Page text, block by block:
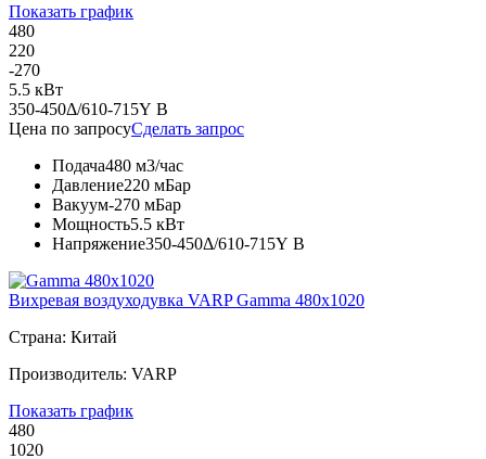
Показать график
480
220
-270
5.5 кВт
350-450Δ/610-715Y В
Цена по запросуСделать запрос
Подача480 м3/час
Давление220 мБар
Вакуум-270 мБар
Мощность5.5 кВт
Напряжение350-450Δ/610-715Y В
Вихревая воздуходувка VARP Gamma 480x1020
Страна: Китай
Производитель: VARP
Показать график
480
1020